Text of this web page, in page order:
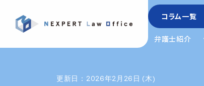
コラム一覧
弁護士紹介
更新日：2026年2月26日 (木)